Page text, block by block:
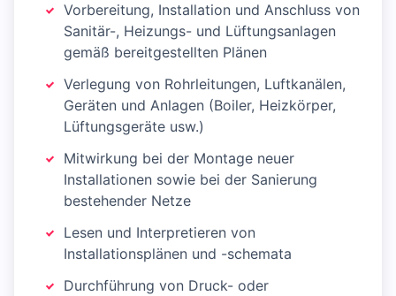
Vorbereitung, Installation und Anschluss von
Sanitär-, Heizungs- und Lüftungsanlagen
gemäß bereitgestellten Plänen
Verlegung von Rohrleitungen, Luftkanälen,
Geräten und Anlagen (Boiler, Heizkörper,
Lüftungsgeräte usw.)
Mitwirkung bei der Montage neuer
Installationen sowie bei der Sanierung
bestehender Netze
Lesen und Interpretieren von
Installationsplänen und -schemata
Durchführung von Druck- oder